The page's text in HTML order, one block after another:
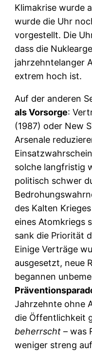
Klimakrise wurde
wurde die Uhr
vorgestellt. Die
dass die
jahrzehntelanger
extrem hoch ist.
Auf der anderen
als Vorsorge:
(1987) oder New
Arsenale
solche langfristig
politisch schwer
des Kalten
eines Atomkriegs
sank die Priorität
Einige Verträge
ausgesetzt, neue
begannen
Jahrzehnte ohne
die Öffentlichkeit
beherrscht – was
weniger streng